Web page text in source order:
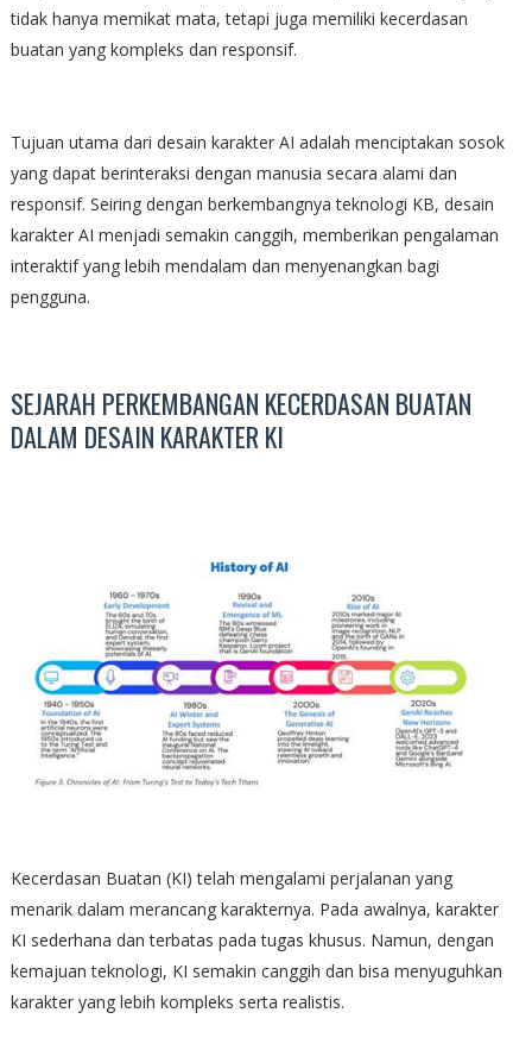
tidak hanya memikat mata, tetapi juga memiliki kecerdasan
buatan yang kompleks dan responsif.
Tujuan utama dari desain karakter AI adalah menciptakan sosok
yang dapat berinteraksi dengan manusia secara alami dan
responsif. Seiring dengan berkembangnya teknologi KB, desain
karakter AI menjadi semakin canggih, memberikan pengalaman
interaktif yang lebih mendalam dan menyenangkan bagi
pengguna.
SEJARAH PERKEMBANGAN KECERDASAN BUATAN
DALAM DESAIN KARAKTER KI
Kecerdasan Buatan (KI) telah mengalami perjalanan yang
menarik dalam merancang karakternya. Pada awalnya, karakter
KI sederhana dan terbatas pada tugas khusus. Namun, dengan
kemajuan teknologi, KI semakin canggih dan bisa menyuguhkan
karakter yang lebih kompleks serta realistis.